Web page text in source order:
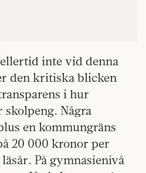
inte vid denna
den kritiska blicken
i hur
Några
en kommungräns
20 000 kronor per
På gymnasienivå